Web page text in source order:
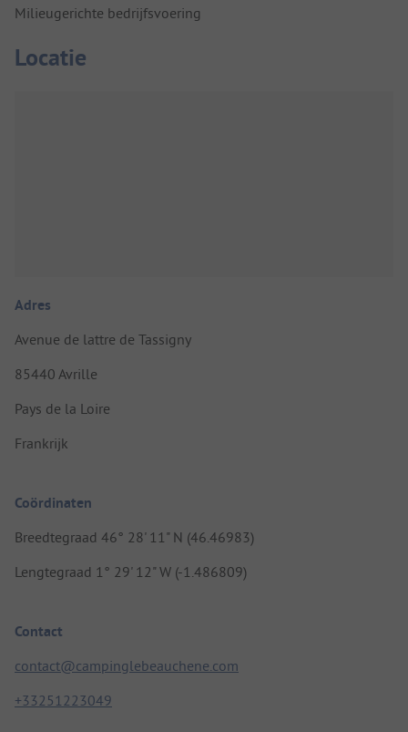
Milieugerichte bedrijfsvoering
Locatie
Adres
Avenue de lattre de Tassigny
85440 Avrille
Pays de la Loire
Frankrijk
Coördinaten
Breedtegraad 46° 28' 11" N (46.46983)
Lengtegraad 1° 29' 12" W (-1.486809)
Contact
contact@campinglebeauchene.com
+33251223049